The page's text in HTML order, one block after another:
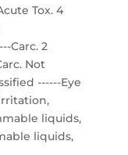
Tox. 4
Carc. 2
Not
------Eye
liquids,
liquids,